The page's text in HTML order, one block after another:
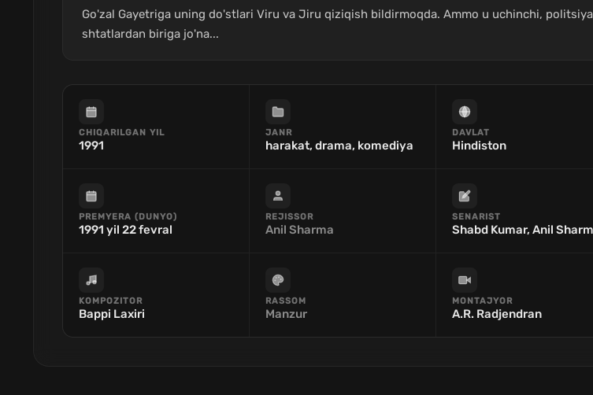
Go'zal Gayetriga uning do'stlari Viru va Jiru qiziqish bildirmoqda. Ammo u uchinchi,
shtatlardan biriga jo'na...
CHIQARILGAN YIL
1991
JANR
harakat, drama, komediya
DAVLAT
Hindiston
PREMYERA (DUNYO)
1991 yil 22 fevral
REJISSOR
Anil Sharma
SENARIST
Shabd Kumar, Anil
KOMPOZITOR
Bappi Laxiri
RASSOM
Manzur
MONTAJYOR
A.R. Radjendran